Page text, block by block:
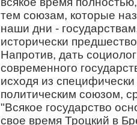
тем союзам, которые
наши дни -
исторически
Напротив, дать
современного
исходя из
политическим союзом,
"Всякое государство
свое время Троцкий в